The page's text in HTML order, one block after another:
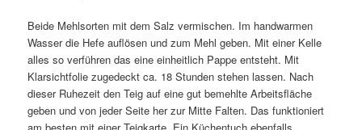
Beide Mehlsorten mit dem Salz vermischen. Im handwarmen
Wasser die Hefe auflösen und zum Mehl geben. Mit einer Kelle
alles so verführen das eine einheitlich Pappe entsteht. Mit
Klarsichtfolie zugedeckt ca. 18 Stunden stehen lassen. Nach
dieser Ruhezeit den Teig auf eine gut bemehlte Arbeitsfläche
geben und von jeder Seite her zur Mitte Falten. Das funktioniert
am besten mit einer Teigkarte. Ein Küchentuch ebenfalls